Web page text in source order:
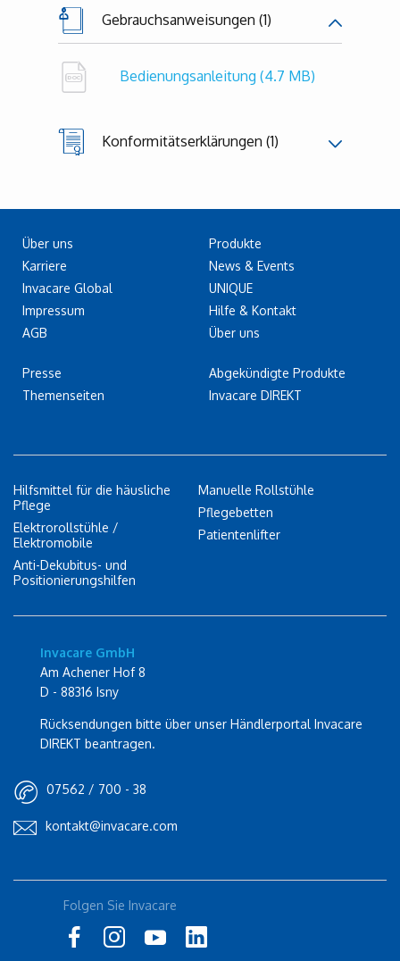
Gebrauchsanweisungen (1)
Bedienungsanleitung (4.7 MB)
Konformitätserklärungen (1)
Über uns
Karriere
Invacare Global
Impressum
AGB
Presse
Themenseiten
Produkte
News & Events
UNIQUE
Hilfe & Kontakt
Über uns
Abgekündigte Produkte
Invacare DIREKT
Hilfsmittel für die häusliche
Pflege
Elektrorollstühle /
Elektromobile
Anti-Dekubitus- und
Positionierungshilfen
Manuelle Rollstühle
Pflegebetten
Patientenlifter
Invacare GmbH
Am Achener Hof 8
D - 88316 Isny
Rücksendungen bitte über unser Händlerportal Invacare
DIREKT beantragen.
07562 / 700 - 38
kontakt@invacare.com
Folgen Sie Invacare